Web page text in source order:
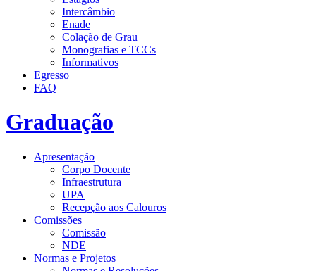
Intercâmbio
Enade
Colação de Grau
Monografias e TCCs
Informativos
Egresso
FAQ
Graduação
Apresentação
Corpo Docente
Infraestrutura
UPA
Recepção aos Calouros
Comissões
Comissão
NDE
Normas e Projetos